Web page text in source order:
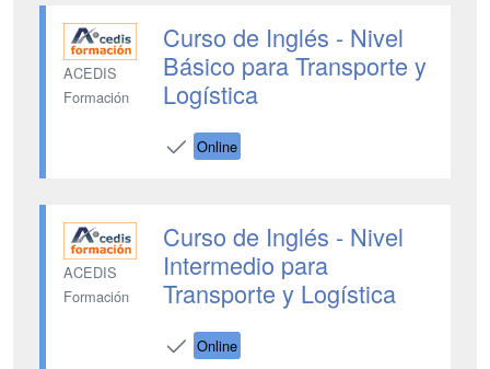
ACEDIS
Formación
Curso de Inglés - Nivel
Básico para Transporte y
Logística
Online
ACEDIS
Formación
Curso de Inglés - Nivel
Intermedio para
Transporte y Logística
Online